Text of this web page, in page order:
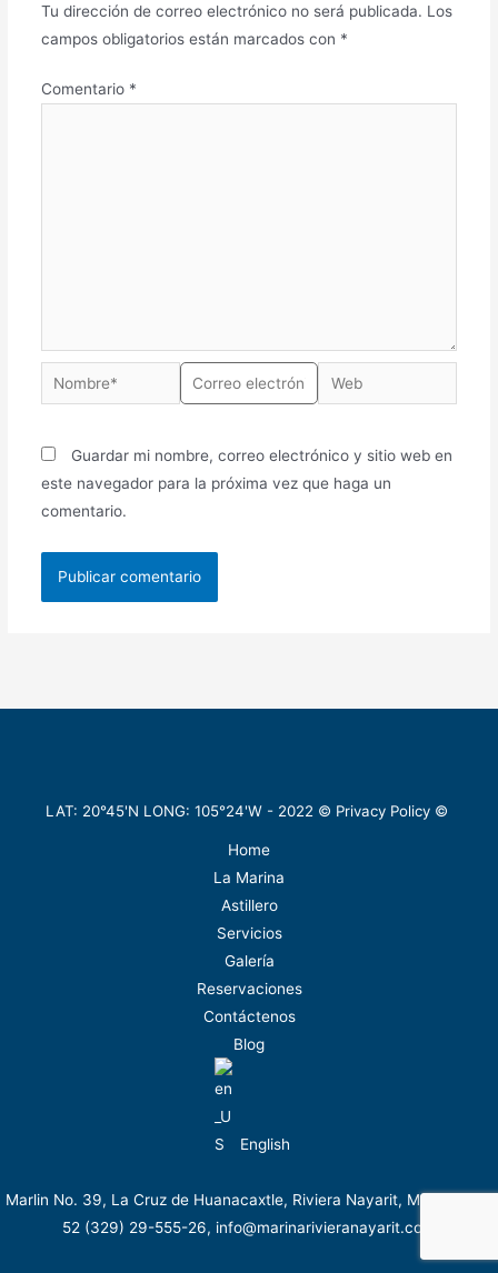
Tu dirección de correo electrónico no será publicada. Los
campos obligatorios están marcados con *
Comentario *
Guardar mi nombre, correo electrónico y sitio web en
este navegador para la próxima vez que haga un
comentario.
LAT: 20°45'N LONG: 105°24'W - 2022 © Privacy Policy ©
Home
La Marina
Astillero
Servicios
Galería
Reservaciones
Contáctenos
Blog
English
Marlin No. 39, La Cruz de Huanacaxtle, Riviera Nayarit, México. Tel.
52 (329) 29-555-26, info@marinarivieranayarit.com